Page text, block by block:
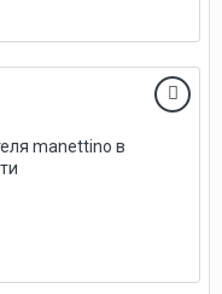
manettino в